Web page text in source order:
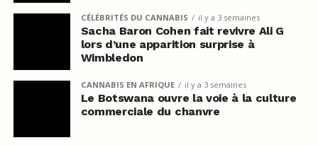
CÉLÉBRITÉS DU CANNABIS il y a 3 semaines
Sacha Baron Cohen fait revivre Ali G
lors d’une apparition surprise à
Wimbledon
CANNABIS EN AFRIQUE il y a 3 semaines
Le Botswana ouvre la voie à la culture
commerciale du chanvre